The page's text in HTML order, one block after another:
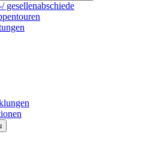
gesellenabschiede